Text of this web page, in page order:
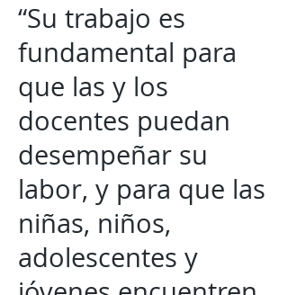
“Su trabajo es
fundamental para
que las y los
docentes puedan
desempeñar su
labor, y para que las
niñas, niños,
adolescentes y